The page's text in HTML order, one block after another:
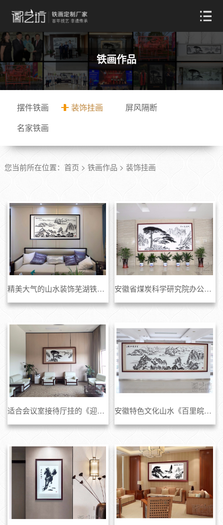
铁画作品
摆件铁画 装饰挂画
屏风隔断
名家铁画
您当前所在位置： 首页 > 铁画作品 > 装饰挂画
精美大气的山水装饰芜湖铁画《百里皖江图》 安徽省煤炭科学研究院办公楼大厅背景墙《迎客松》铁画
适合会议室接待厅挂的《迎客松》铁画(300x150cm) 安徽特色文化山水《百里皖江图》铁画可作大厅背景墙挂画